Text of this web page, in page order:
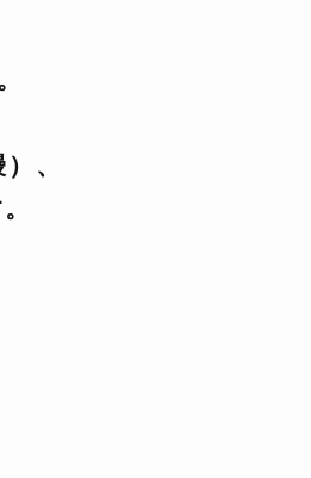
、